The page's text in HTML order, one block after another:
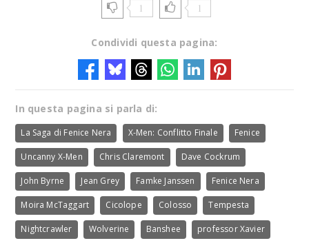
1 1
Condividi questa pagina:
In questa pagina si parla di:
La Saga di Fenice Nera X-Men: Conflitto Finale Fenice
Uncanny X-Men Chris Claremont Dave Cockrum
John Byrne Jean Grey Famke Janssen Fenice Nera
Moira McTaggart Cicolope Colosso Tempesta
Nightcrawler Wolverine Banshee professor Xavier